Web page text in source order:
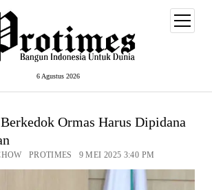
6 Agustus 2026
open
menu
Ormas Harus Dipidana
PROTIMES 9 MEI 2025 3:40 PM